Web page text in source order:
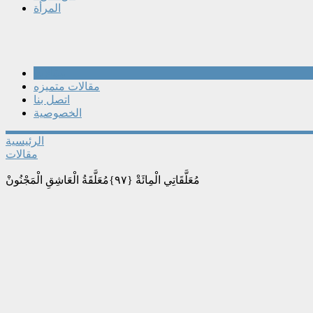
المرأة
مقالات متميزه
اتصل بنا
الخصوصية
الرئيسية
مقالات
مُعَلَّقَاتِي الْمِائَةْ {٩٧}مُعَلَّقَةُ الْعَاشِقِ الْمَجْنُونْ